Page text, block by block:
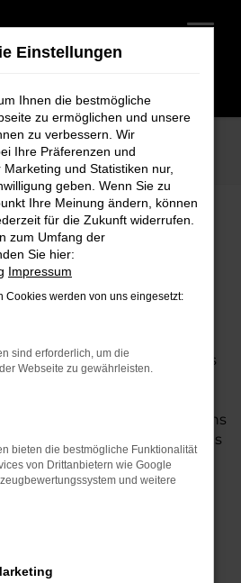
Škoda Tageszulassung für Achim bei
für Achim
– Die perfekte Wahl für
stellt die perfekte
dar, die ein nahezu neues
Konditionen erwerben
Achim nach einem
die Vorteile eines Neuwagens
Technik und Sicherheit bis
Ausstattung – aber
günstigeren Preis
Tageszulassung genau
handelt es sich um
Tage zugelassen
Einstellungen
Ihnen die bestmögliche
zu ermöglichen und unsere
zu verbessern. Wir
Ihre Präferenzen und
und Statistiken nur,
geben. Wenn Sie zu
Ihre Meinung ändern, können
für die Zukunft widerrufen.
zum Umfang der
Sie hier:
Impressum
Cookies werden von uns eingesetzt:
sind erforderlich, um die
Webseite zu gewährleisten.
bieten die bestmögliche Funktionalität
von Drittanbietern wie Google
und weitere